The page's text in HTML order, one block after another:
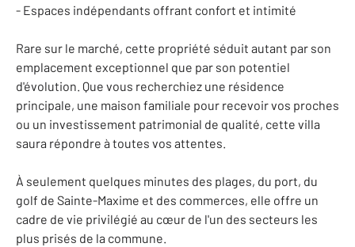
- Espaces indépendants offrant confort et intimité
Rare sur le marché, cette propriété séduit autant par son
emplacement exceptionnel que par son potentiel
d'évolution. Que vous recherchiez une résidence
principale, une maison familiale pour recevoir vos proches
ou un investissement patrimonial de qualité, cette villa
saura répondre à toutes vos attentes.
À seulement quelques minutes des plages, du port, du
golf de Sainte-Maxime et des commerces, elle offre un
cadre de vie privilégié au cœur de l'un des secteurs les
plus prisés de la commune.